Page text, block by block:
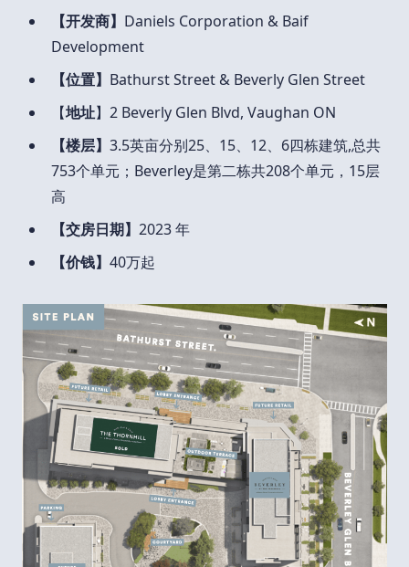
【开发商】 Daniels Corporation & Baif
Development
【位置】 Bathurst Street & Beverly Glen Street
【地址】2 Beverly Glen Blvd, Vaughan ON
【楼层】 3.5英亩分别25、15、12、6四栋建筑,总共
753个单元；Beverley是第二栋共208个单元，15层
高
【交房日期】 2023 年
【价钱】 40万起